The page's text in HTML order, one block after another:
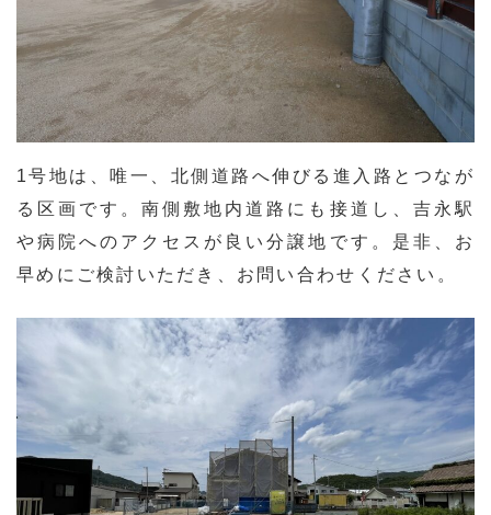
1号地は、唯一、北側道路へ伸びる進入路とつなが
る区画です。南側敷地内道路にも接道し、吉永駅
や病院へのアクセスが良い分譲地です。是非、お
早めにご検討いただき、お問い合わせください。